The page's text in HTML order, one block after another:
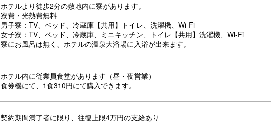
ホテルより徒歩2分の敷地内に寮があります。
寮費・光熱費無料
男子寮：TV、ベッド、冷蔵庫【共用】トイレ、洗濯機、Wi-Fi
女子寮：TV、ベッド、冷蔵庫、ミニキッチン、トイレ【共用】洗濯機、Wi-Fi
寮にお風呂は無く、ホテルの温泉大浴場に入浴が出来ます。
ホテル内に従業員食堂があります（昼・夜営業）
食券機にて、1食310円にて購入できます。
契約期間満了者に限り、往復上限4万円の支給あり